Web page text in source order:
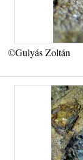
©Gulyás Zoltán